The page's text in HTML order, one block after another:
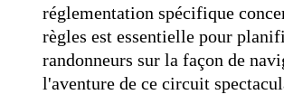
réglementation spécifique
règles est essentielle pour
randonneurs sur la façon de
l'aventure de ce circuit